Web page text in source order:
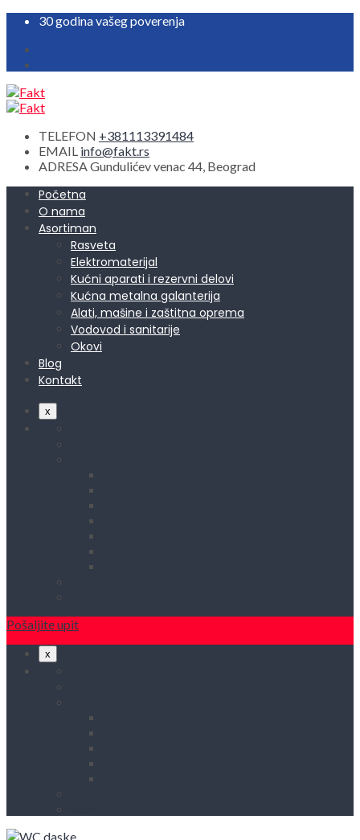
30 godina vašeg poverenja
TELEFON +381113391484
EMAIL info@fakt.rs
ADRESAGundulićev venac 44, Beograd
Početna
O nama
Asortiman
Rasveta
Elektromaterijal
Kućni aparati i rezervni delovi
Kućna metalna galanterija
Alati, mašine i zaštitna oprema
Vodovod i sanitarije
Okovi
Blog
Kontakt
x
Pošaljite upit
x